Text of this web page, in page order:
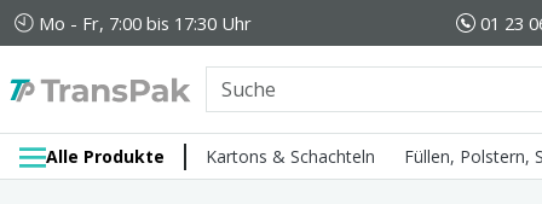
Mo - Fr, 7:00 bis 17:30 Uhr 01 23
Alle Produkte Kartons & Schachteln Füllen, Polstern,